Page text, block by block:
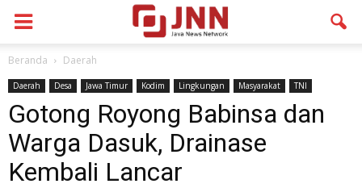
Beranda Daerah
Daerah Desa Jawa Timur Kodim Lingkungan Masyarakat TNI
Gotong Royong Babinsa dan
Warga Dasuk, Drainase
Kembali Lancar